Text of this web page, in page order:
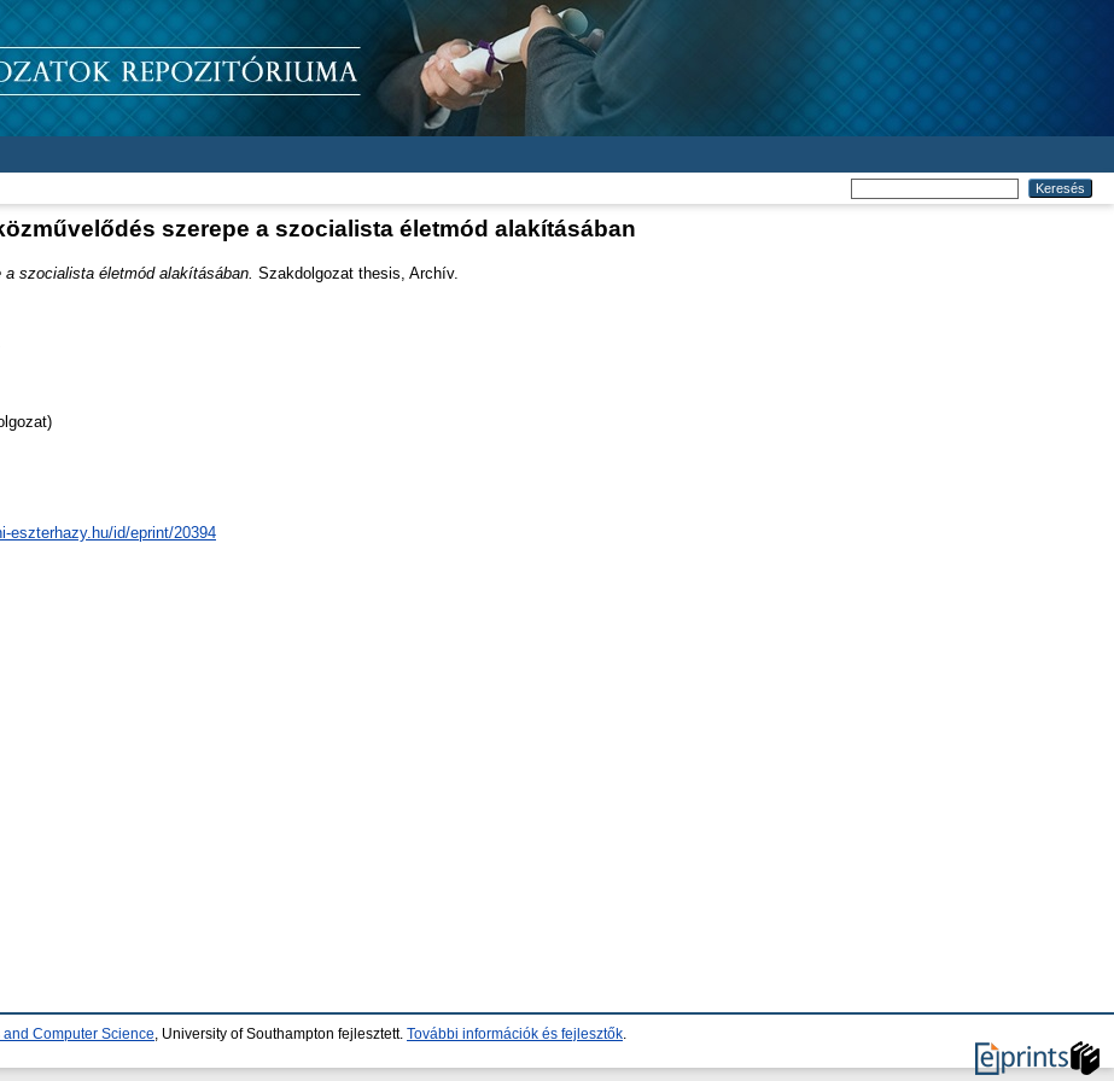
szerepe a szocialista életmód alakításában
szocialista életmód alakításában. Szakdolgozat thesis, Archív.
eszterhazy.hu/id/eprint/20394
Computer Science , University of Southampton fejlesztett. További információk és fejlesztők